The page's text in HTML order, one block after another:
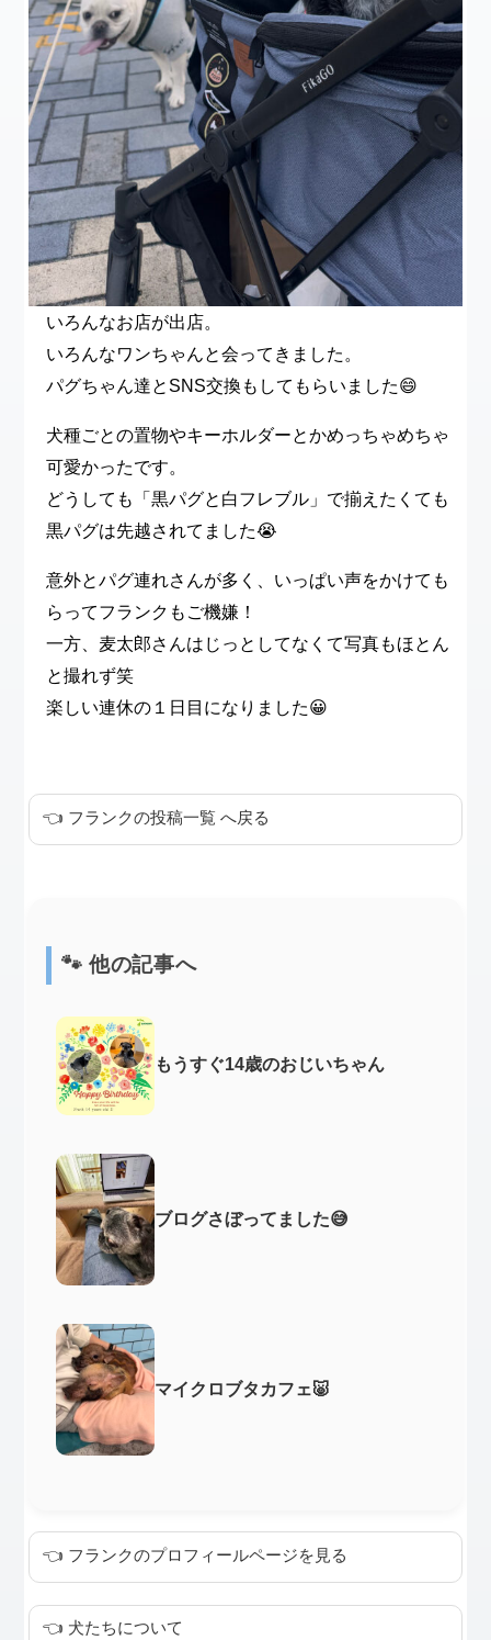
いろんなお店が出店。
いろんなワンちゃんと会ってきました。
パグちゃん達とSNS交換もしてもらいました😄
犬種ごとの置物やキーホルダーとかめっちゃめちゃ
可愛かったです。
どうしても「黒パグと白フレブル」で揃えたくても
黒パグは先越されてました😭
意外とパグ連れさんが多く、いっぱい声をかけても
らってフランクもご機嫌！
一方、麦太郎さんはじっとしてなくて写真もほとん
と撮れず笑
楽しい連休の１日目になりました😀
👈 フランクの投稿一覧 へ戻る
🐾 他の記事へ
もうすぐ14歳のおじいちゃん
ブログさぼってました😅
マイクロブタカフェ🐷
👈 フランクのプロフィールページを見る
👈 犬たちについて